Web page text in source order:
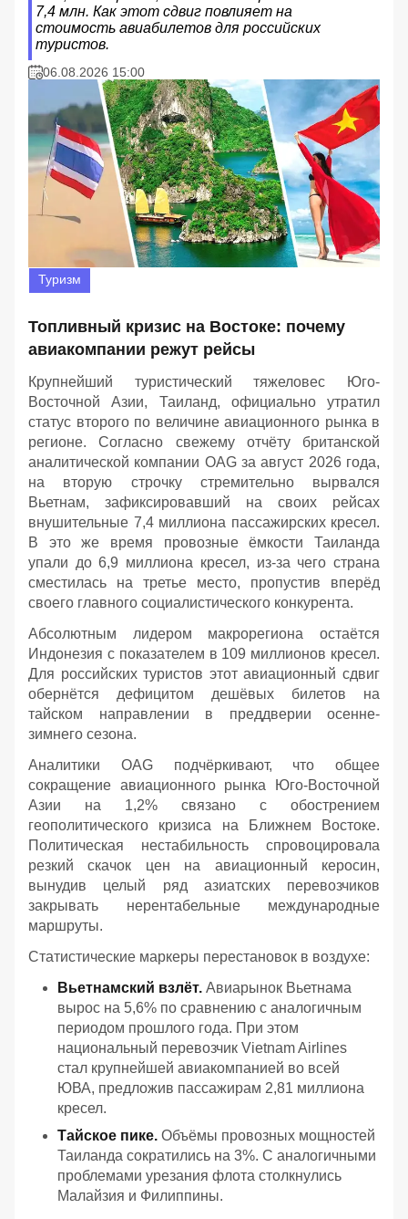
7,4 млн. Как этот сдвиг повлияет на
стоимость авиабилетов для российских
туристов.
06.08.2026 15:00
Туризм
Топливный кризис на Востоке: почему
авиакомпании режут рейсы
Крупнейший туристический тяжеловес Юго-
Восточной Азии, Таиланд, официально утратил
статус второго по величине авиационного рынка в
регионе. Согласно свежему отчёту британской
аналитической компании OAG за август 2026 года,
на вторую строчку стремительно вырвался
Вьетнам, зафиксировавший на своих рейсах
внушительные 7,4 миллиона пассажирских кресел.
В это же время провозные ёмкости Таиланда
упали до 6,9 миллиона кресел, из-за чего страна
сместилась на третье место, пропустив вперёд
своего главного социалистического конкурента.
Абсолютным лидером макрорегиона остаётся
Индонезия с показателем в 109 миллионов кресел.
Для российских туристов этот авиационный сдвиг
обернётся дефицитом дешёвых билетов на
тайском направлении в преддверии осенне-
зимнего сезона.
Аналитики OAG подчёркивают, что общее
сокращение авиационного рынка Юго-Восточной
Азии на 1,2% связано с обострением
геополитического кризиса на Ближнем Востоке.
Политическая нестабильность спровоцировала
резкий скачок цен на авиационный керосин,
вынудив целый ряд азиатских перевозчиков
закрывать нерентабельные международные
маршруты.
Статистические маркеры перестановок в воздухе:
Вьетнамский взлёт. Авиарынок Вьетнама
вырос на 5,6% по сравнению с аналогичным
периодом прошлого года. При этом
национальный перевозчик Vietnam Airlines
стал крупнейшей авиакомпанией во всей
ЮВА, предложив пассажирам 2,81 миллиона
кресел.
Тайское пике. Объёмы провозных мощностей
Таиланда сократились на 3%. С аналогичными
проблемами урезания флота столкнулись
Малайзия и Филиппины.